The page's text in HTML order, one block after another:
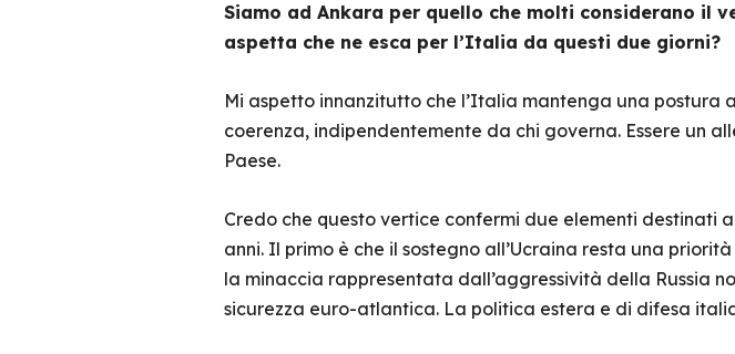
Siamo ad Ankara per quello che molti considerano il
aspetta che ne esca per l’Italia da questi due giorni?
Mi aspetto innanzitutto che l’Italia mantenga una
coerenza, indipendentemente da chi governa. Essere un
Paese.
Credo che questo vertice confermi due elementi destinati
anni. Il primo è che il sostegno all’Ucraina resta una
la minaccia rappresentata dall’aggressività della Russia
sicurezza euro-atlantica. La politica estera e di difesa